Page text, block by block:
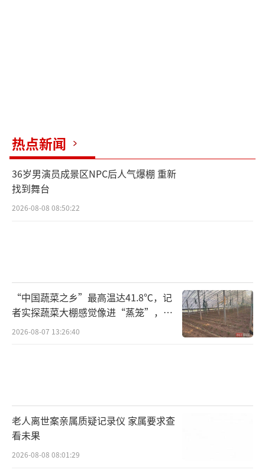
热点新闻
36岁男演员成景区NPC后人气爆棚 重新
找到舞台
2026-08-08 08:50:22
“中国蔬菜之乡”最高温达41.8℃，记
者实探蔬菜大棚感觉像进“蒸笼”，有
村民称只能凌晨两点起来干活
2026-08-07 13:26:40
老人离世案亲属质疑记录仪 家属要求查
看未果
2026-08-08 08:01:29